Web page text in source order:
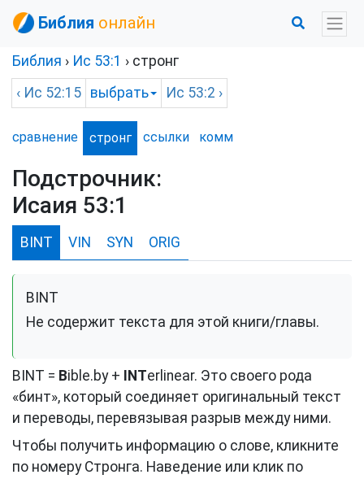
Библия онлайн
Библия › Ис 53:1 › стронг
‹ Ис 52:15 выбрать Ис 53:2 ›
сравнение стронг ссылки комм
Подстрочник:
Исаия 53:1
BINT VIN SYN ORIG
BINT
Не содержит текста для этой книги/главы.
BINT = Bible.by + INTerlinear. Это своего рода
«бинт», который соединяет оригинальный текст
и переводы, перевязывая разрыв между ними.
Чтобы получить информацию о слове, кликните
по номеру Стронга. Наведение или клик по